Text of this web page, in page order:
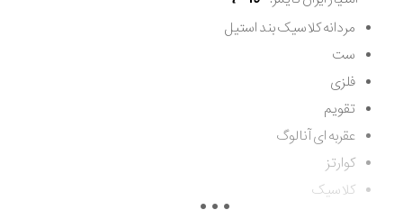
مردانه کلاسیک بند استیل
ست
فلزی
تقویم
عقربه ای آنالوگ
کوارتز
کلاسیک